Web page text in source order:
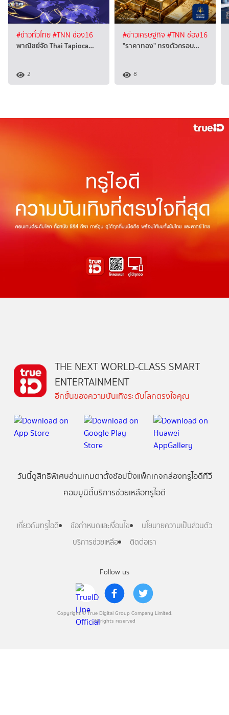
#ข่าวทั่วไทย#TNN ช่อง16
พาณิชย์จัด Thai Tapioca…
2
#ข่าวเศรษฐกิจ #TNN ช่อง16
"ราคาทอง" ทรงตัวกรอบ…
8
Follow us
Copyright © True Digital Group Company Limited.
All rights reserved
THE NEXT WORLD-CLASS SMART
ENTERTAINMENT
อีกขั้นของความบันเทิงระดับโลกตรงใจคุณ
วันนี้ดูสิทธิพิเศษอ่านเกมตาตั้งช้อปปิ้งแพ็กเกจกล่องทรูไอดีทีวี
คอมมูนิตี้บริการช่วยเหลือทรูไอดี
เกี่ยวกับทรูไอดี ข้อกำหนดและเงื่อนไข
นโยบายความเป็นส่วนตัว
บริการช่วยเหลือ
ติดต่อเรา